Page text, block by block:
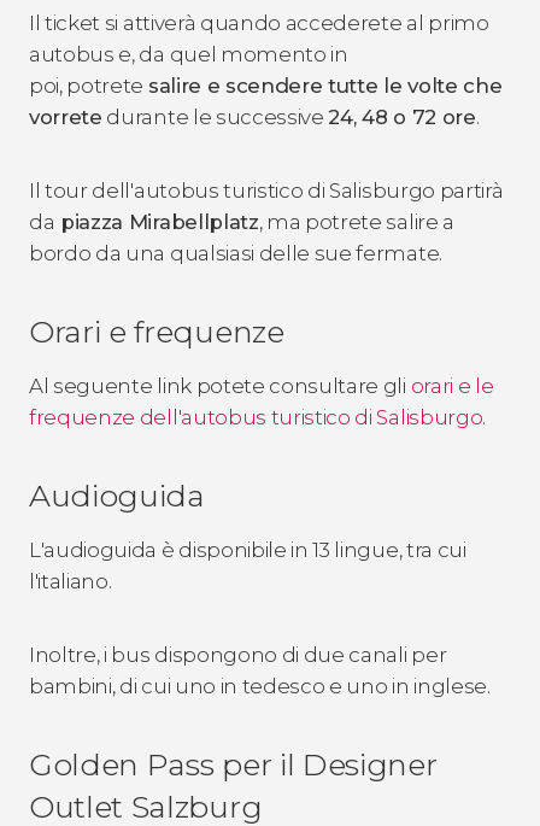
Il ticket si attiverà quando accederete al primo
autobus e, da quel momento in
poi, potrete salire e scendere tutte le volte che
vorrete durante le successive24, 48 o 72 ore.
Il tour dell'autobus turistico di Salisburgo partirà
da piazza Mirabellplatz, ma potrete salire a
bordo da una qualsiasi delle sue fermate.
Orari e frequenze
Al seguente link potete consultare gli orari e le
frequenze dell'autobus turistico di Salisburgo.
Audioguida
L'audioguida è disponibile in 13 lingue, tra cui
l'italiano.
Inoltre, i bus dispongono di due canali per
bambini, di cui uno in tedesco e uno in inglese.
Golden Pass per il Designer
Outlet Salzburg